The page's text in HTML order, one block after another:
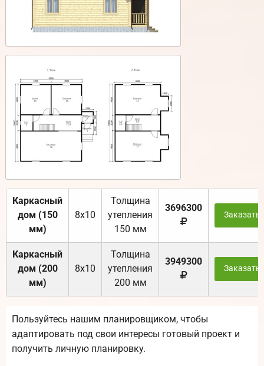
Каркасный
дом (150
мм)
8х10
Толщина
утепления
150 мм
3696300
Заказать
Каркасный
дом (200
мм)
8х10
Толщина
утепления
200 мм
3949300
Заказать
Пользуйтесь нашим планировщиком, чтобы
адаптировать под свои интересы готовый проект и
получить личную планировку.